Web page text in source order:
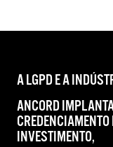
A LGPD E A
ANCORD
INVESTIMENTO,